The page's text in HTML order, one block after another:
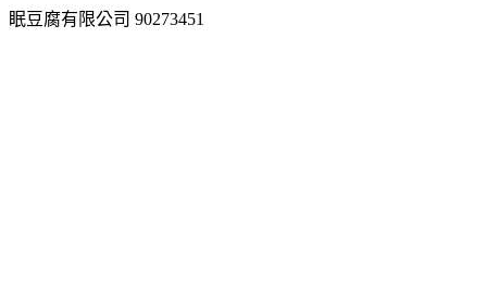
眠豆腐有限公司 90273451